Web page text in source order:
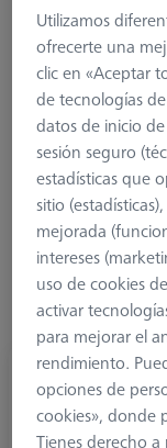
Ø Esfera (DK)
Más filtros
M5, Star styli
shaft
626115-5000-900
Utilizamos
ofrecerte una
clic en «Aceptar
de tecnologías
datos de inicio
sesión seguro
estadísticas que
sitio
mejorada
intereses
uso de cookies
activar
para mejorar el
rendimiento.
opciones de
cookies», donde
Tienes derecho